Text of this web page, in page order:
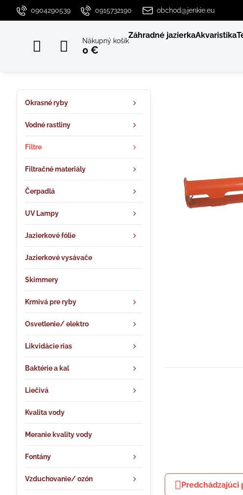
0904290539 0915732190 obchod@jenkie.eu
Nákupný košík
0 €
Záhradné jazierkaAkvaristika
Predchádzajúci
Okrasné ryby
Vodné rastliny
Filtre
Filtračné materiály
Čerpadlá
UV Lampy
Jazierkové fólie
Jazierkové vysávače
Skimmery
Krmivá pre ryby
Osvetlenie/ elektro
Likvidácie rias
Baktérie a kal
Liečivá
Kvalita vody
Meranie kvality vody
Fontány
Vzduchovanie/ ozón